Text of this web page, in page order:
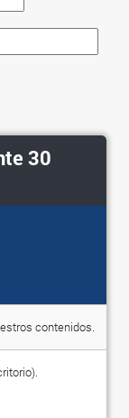
30
contenidos.